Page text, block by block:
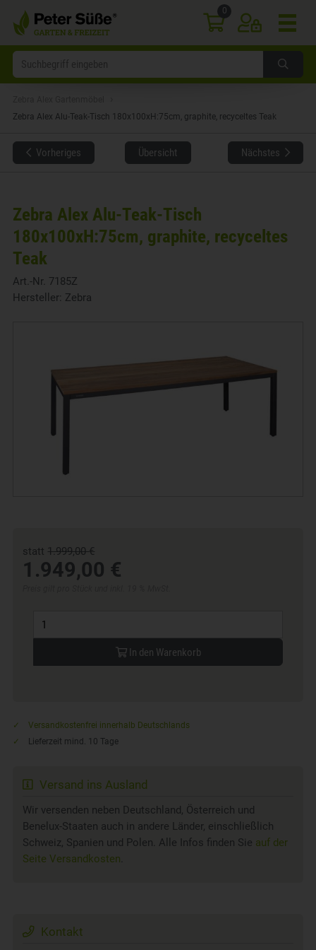
0
Zebra Alex Alu-Teak-Tisch 180x100xH:75cm, graphite, recyceltes Teak
Vorheriges Übersicht Nächstes
Zebra Alex Alu-Teak-Tisch
180x100xH:75cm, graphite, recyceltes
Teak
Art.-Nr. 7185Z
Hersteller: Zebra
statt 1.999,00 €
1.949,00 €
In den Warenkorb
Versandkostenfrei innerhalb Deutschlands
Lieferzeit mind. 10 Tage
Versand ins Ausland
Wir versenden neben Deutschland, Österreich und
Benelux-Staaten auch in andere Länder, einschließlich
Schweiz, Spanien und Polen. Alle Infos finden Sie auf der
Seite Versandkosten
Kontakt